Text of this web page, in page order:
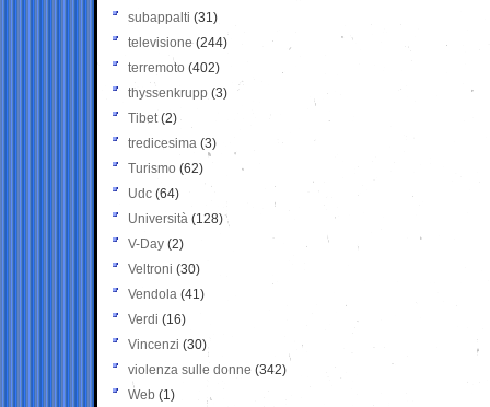
subappalti (31)
televisione(244)
terremoto (402)
thyssenkrupp (3)
Tibet(2)
tredicesima (3)
Turismo (62)
Udc (64)
Università (128)
V-Day (2)
Veltroni (30)
Vendola (41)
Verdi (16)
Vincenzi (30)
violenza sulle donne (342)
Web (1)